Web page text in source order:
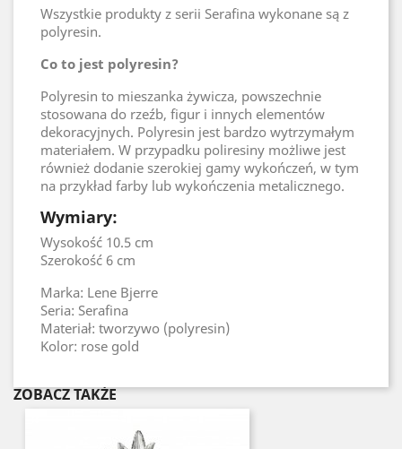
Wszystkie produkty z serii Serafina wykonane są z
polyresin.
Co to jest polyresin?
Polyresin to mieszanka żywicza, powszechnie
stosowana do rzeźb, figur i innych elementów
dekoracyjnych. Polyresin jest bardzo wytrzymałym
materiałem. W przypadku poliresiny możliwe jest
również dodanie szerokiej gamy wykończeń, w tym
na przykład farby lub wykończenia metalicznego.
Wymiary:
Wysokość 10.5 cm
Szerokość 6 cm
Marka: Lene Bjerre
Seria: Serafina
Materiał: tworzywo (polyresin)
Kolor: rose gold
ZOBACZ TAKŻE